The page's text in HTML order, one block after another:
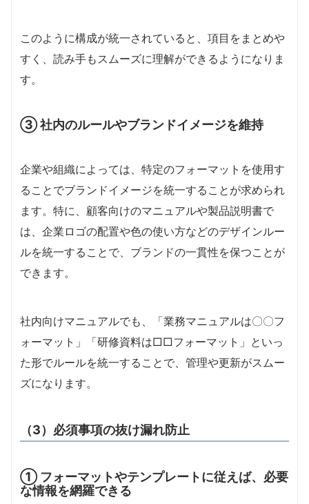
このように構成が統一されていると、項目をまとめや
すく、読み手もスムーズに理解ができるようになりま
す。
③ 社内のルールやブランドイメージを維持
企業や組織によっては、特定のフォーマットを使用す
ることでブランドイメージを統一することが求められ
ます。特に、顧客向けのマニュアルや製品説明書で
は、企業ロゴの配置や色の使い方などのデザインルー
ルを統一することで、ブランドの一貫性を保つことが
できます。
社内向けマニュアルでも、「業務マニュアルは〇〇フ
ォーマット」「研修資料は□□フォーマット」といっ
た形でルールを統一することで、管理や更新がスムー
ズになります。
（3）必須事項の抜け漏れ防止
① フォーマットやテンプレートに従えば、必要
な情報を網羅できる